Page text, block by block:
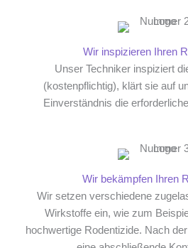
Wir inspizieren Ihren
Unser Techniker inspiziert
(kostenpflichtig), klärt sie auf
Einverständnis die
Wir bekämpfen Ihren
Wir setzen verschiedene
Wirkstoffe ein, wie zum
hochwertige Rodentizide. Nach